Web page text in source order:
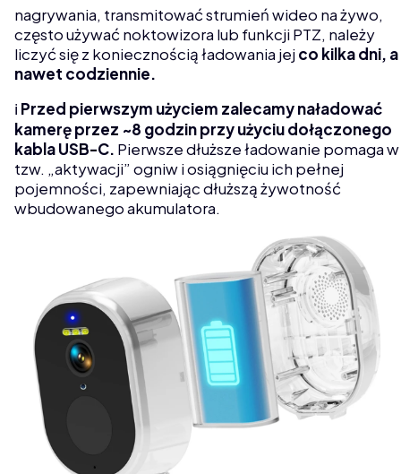
nagrywania, transmitować strumień wideo na żywo,
często używać noktowizora lub funkcji PTZ, należy
liczyć się z koniecznością ładowania jejco kilka dni, a
nawet codziennie.
ℹ️ Przed pierwszym użyciem zalecamy naładować
kamerę przez ~8 godzin przy użyciu dołączonego
kabla USB-C. Pierwsze dłuższe ładowanie pomaga w
tzw. „aktywacji” ogniw i osiągnięciu ich pełnej
pojemności, zapewniając dłuższą żywotność
wbudowanego akumulatora.